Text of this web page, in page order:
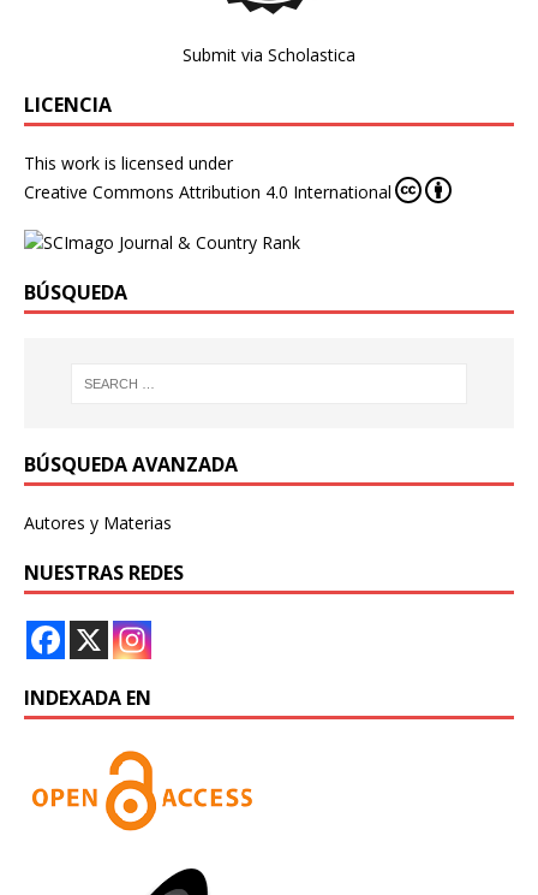
Submit via Scholastica
LICENCIA
This work is licensed under
Creative Commons Attribution 4.0 International
BÚSQUEDA
BÚSQUEDA AVANZADA
Autores y Materias
NUESTRAS REDES
INDEXADA EN